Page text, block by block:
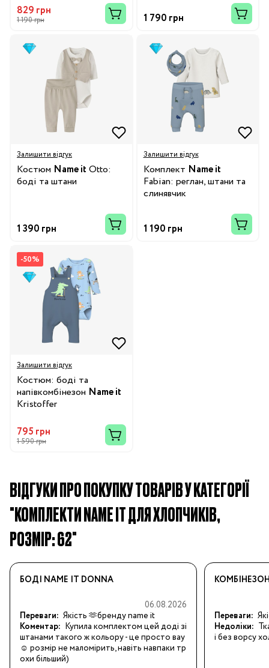
829 грн
1 190 грн 1 790 грн
Залишити відгук
Костюм Name it Otto:
боді та штани
1 390 грн
Залишити відгук
Комплект Name it
Fabian: реглан, штани та
слинявчик
1 190 грн
-50%
Залишити відгук
Костюм: боді та
напівкомбінезон Name it
Kristoffer
795 грн
1 590 грн
ВІДГУКИ ПРО ПОКУПКУ ТОВАРІВ У КАТЕГОРІЇ
"КОМПЛЕКТИ NAME IT ДЛЯ ХЛОПЧИКІВ,
РОЗМІР: 62"
БОДІ NAME IT DONNA
06.08.2026
Переваги: Якість 🫶бренду name it
Коментар: Купила комплектом цей доді зі
штанами такого ж кольору - це просто вау
☺️ розмір не маломірить, навіть навпаки тр
охи більший)
КОМБІНЕЗОН
Переваги:
Недоліки:
і без ворсу